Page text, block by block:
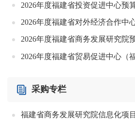
2026年度福建省投资促进中心预
2026年度福建省对外经济合作中
2026年度福建省商务发展研究院
采购专栏
福建省商务发展研究院信息化项